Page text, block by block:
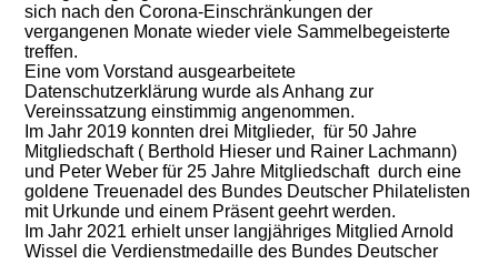
sich nach den Corona-Einschränkungen der
vergangenen Monate wieder viele Sammelbegeisterte
treffen.
Eine vom Vorstand ausgearbeitete
Datenschutzerklärung wurde als Anhang zur
Vereinssatzung einstimmig angenommen.
Im Jahr 2019 konnten drei Mitglieder, für 50 Jahre
Mitgliedschaft ( Berthold Hieser und Rainer Lachmann)
und Peter Weber für 25 Jahre Mitgliedschaft durch eine
goldene Treuenadel des Bundes Deutscher Philatelisten
mit Urkunde und einem Präsent geehrt werden.
Im Jahr 2021 erhielt unser langjähriges Mitglied Arnold
Wissel die Verdienstmedaille des Bundes Deutscher